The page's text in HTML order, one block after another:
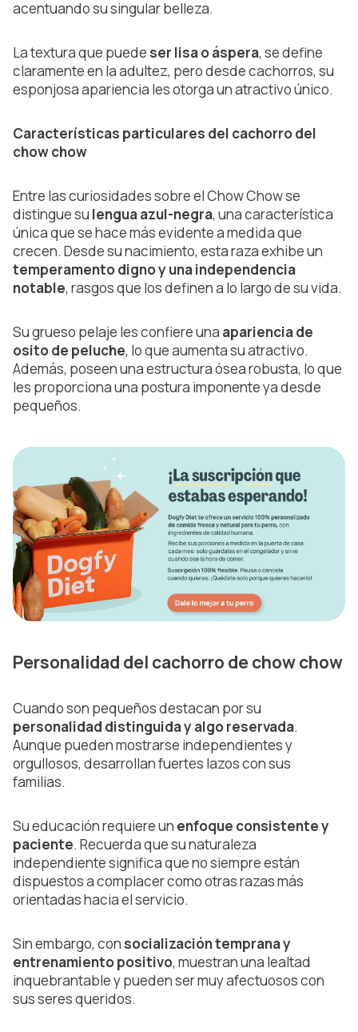
acentuando su singular belleza.
La textura que puede ser lisa o áspera, se define
claramente en la adultez, pero desde cachorros, su
esponjosa apariencia les otorga un atractivo único.
Características particulares del cachorro del
chow chow
Entre las curiosidades sobre el Chow Chow se
distingue su lengua azul-negra, una característica
única que se hace más evidente a medida que
crecen. Desde su nacimiento, esta raza exhibe un
temperamento digno y una independencia
notable, rasgos que los definen a lo largo de su vida.
Su grueso pelaje les confiere una apariencia de
osito de peluche, lo que aumenta su atractivo.
Además, poseen una estructura ósea robusta, lo que
les proporciona una postura imponente ya desde
pequeños.
Personalidad del cachorro de chow chow
Cuando son pequeños destacan por su
personalidad distinguida y algo reservada.
Aunque pueden mostrarse independientes y
orgullosos, desarrollan fuertes lazos con sus
familias.
Su educación requiere un enfoque consistente y
paciente. Recuerda que su naturaleza
independiente significa que no siempre están
dispuestos a complacer como otras razas más
orientadas hacia el servicio.
Sin embargo, con socialización temprana y
entrenamiento positivo, muestran una lealtad
inquebrantable y pueden ser muy afectuosos con
sus seres queridos.